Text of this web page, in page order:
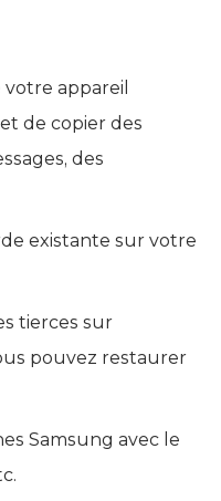
appareil
de copier des
des
existante sur votre
tierces sur
pouvez restaurer
Samsung avec le